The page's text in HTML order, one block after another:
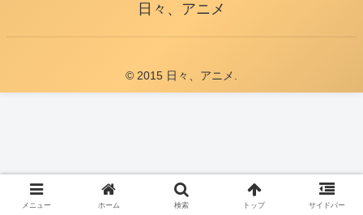
日々、アニメ
© 2015 日々、アニメ.
メニュー ホーム 検索 トップ サイドバー